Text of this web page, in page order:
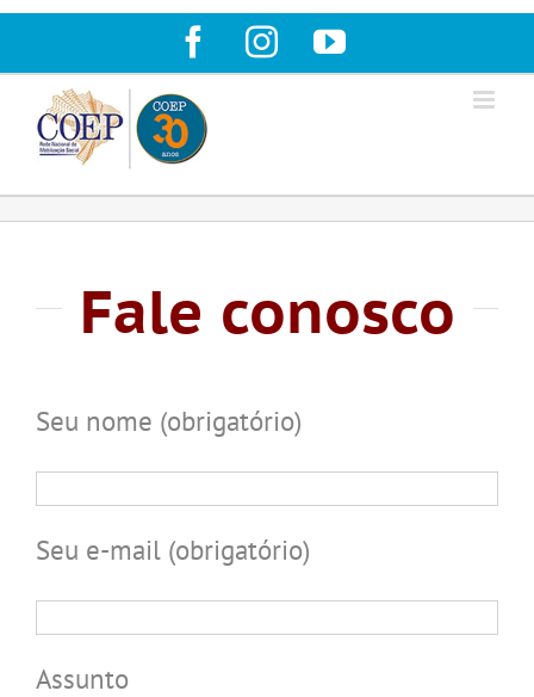
para
conteúdo
Facebook
InstagramYouTube
Fale conosco
Seu nome (obrigatório)
Seu e-mail (obrigatório)
Assunto